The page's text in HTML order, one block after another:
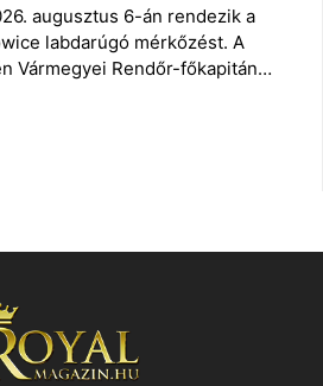
augusztus 6-án rendezik a
labdarúgó mérkőzést. A
Vármegyei Rendőr-főkapitán…